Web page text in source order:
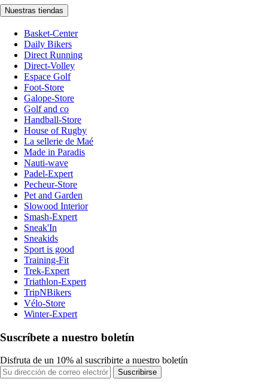
Nuestras tiendas
Basket-Center
Daily Bikers
Direct Running
Direct-Volley
Espace Golf
Foot-Store
Galope-Store
Golf and co
Handball-Store
House of Rugby
La sellerie de Maé
Made in Paradis
Nauti-wave
Padel-Expert
Pecheur-Store
Pet and Garden
Slowood Interior
Smash-Expert
Sneak'In
Sneakids
Sport is good
Training-Fit
Trek-Expert
Triathlon-Expert
TripNBikers
Vélo-Store
Winter-Expert
Suscríbete a nuestro boletín
Disfruta de un 10% al suscribirte a nuestro boletín
Suscribirse